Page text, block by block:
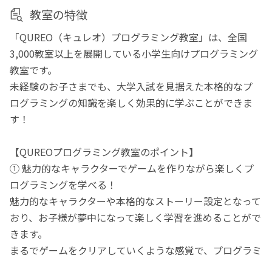
教室の特徴
「QUREO（キュレオ）プログラミング教室」は、全国
3,000教室以上を展開している小学生向けプログラミング
教室です。
未経験のお子さまでも、大学入試を見据えた本格的なプ
ログラミングの知識を楽しく効果的に学ぶことができま
す！
【QUREOプログラミング教室のポイント】
① 魅力的なキャラクターでゲームを作りながら楽しくプ
ログラミングを学べる！
魅力的なキャラクターや本格的なストーリー設定となって
おり、お子様が夢中になって楽しく学習を進めることがで
きます。
まるでゲームをクリアしていくような感覚で、プログラミ